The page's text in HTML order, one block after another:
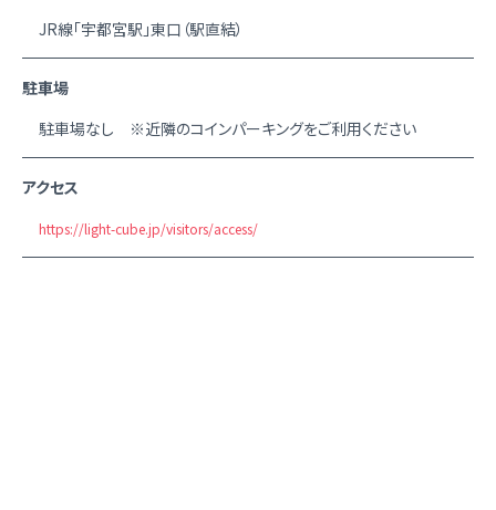
JR線「宇都宮駅」東口（駅直結）
駐車場
駐車場なし ※近隣のコインパーキングをご利用ください
アクセス
https://light-cube.jp/visitors/access/